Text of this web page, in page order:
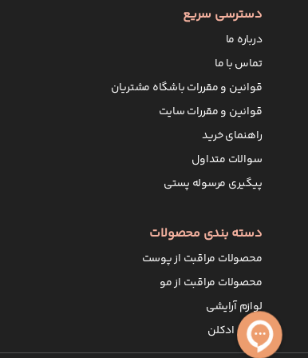
دسترسی سریع
درباره ما
تماس با ما
قوانین و مقررات باشگاه مشتریان
قوانین و مقررات سایت
راهنمای خرید
سوالات متداول
پیگیری مرسوله پستی
دسته بندی محصولات
محصولات مراقبت از پوست
محصولات مراقبت از مو
لوازم آرایشی
عطر و ادکلن